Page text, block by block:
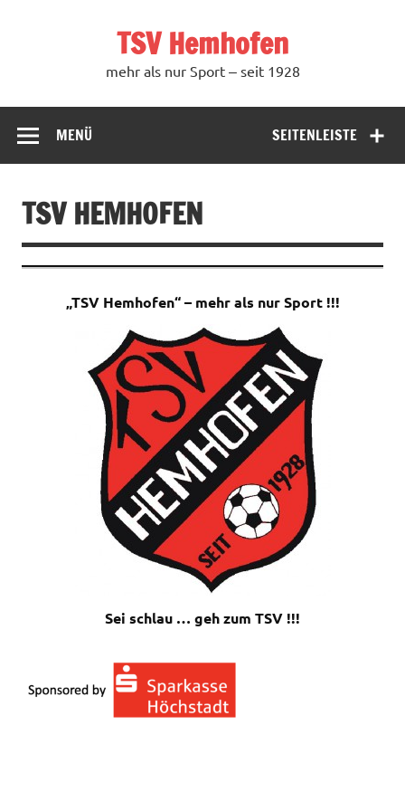
TSV Hemhofen
mehr als nur Sport ‒ seit 1928
SEITENLEISTE
MENÜ
TSV HEMHOFEN
„TSV Hemhofen“ – mehr als nur Sport !!!
Sei schlau … geh zum TSV !!!